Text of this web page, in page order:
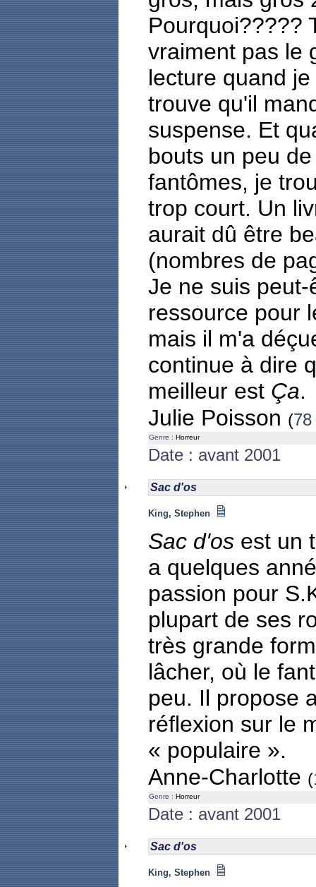
Pourquoi?????
vraiment pas le
lecture quand
trouve qu'il
suspense. Et
bouts un peu
fantômes, je
trop court. Un
aurait dû être
(nombres de
Je ne suis
ressource pour
mais il m'a
continue à dire
meilleur est Ça.
Julie Poisson (
Genre : Horreur
Date : avant 2001
Sac d'os
King, Stephen
Sac d'os est un
a quelques
passion pour
plupart de ses
très grande
lâcher, où le
peu. Il propose
réflexion sur le
« populaire ».
Anne-Charlotte (
Genre : Horreur
Date : avant 2001
Sac d'os
King, Stephen